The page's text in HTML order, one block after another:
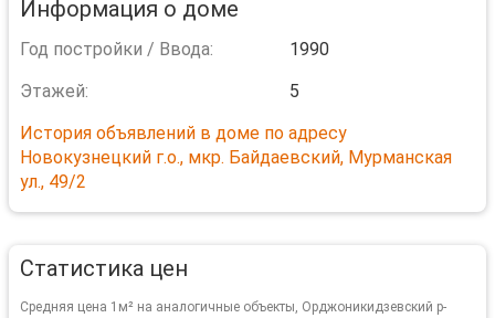
Информация о доме
Год постройки / Ввода:
1990
Этажей:
5
История объявлений в доме по адресу
Новокузнецкий г.о., мкр. Байдаевский, Мурманская
ул., 49/2
Статистика цен
Средняя цена 1м² на аналогичные объекты, Орджоникидзевский р-